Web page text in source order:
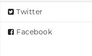
Twitter
Facebook